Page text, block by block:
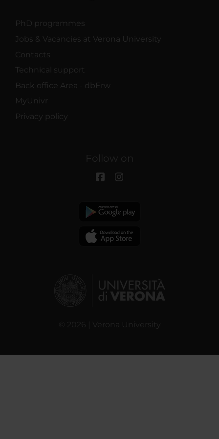
PhD programmes
Jobs & Vacancies at Verona University
Contacts
Technical support
Back office Area - dbErw
MyUnivr
Privacy policy
Follow on
© 2026 | Verona University